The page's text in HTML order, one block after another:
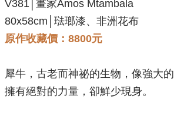
V381│畫家Amos Mtambala
80x58cm│琺瑯漆、非洲花布
原作收藏價：8800元
犀牛，古老而神祕的生物，像強大的
擁有絕對的力量，卻鮮少現身。